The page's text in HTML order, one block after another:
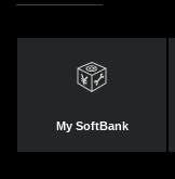
My SoftBank